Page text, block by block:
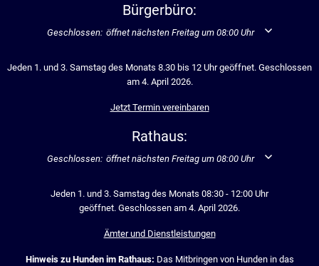
Bürgerbüro:
Klicken, um weitere Öffnungs- oder Schließzeiten auszublenden
Geschlossen: öffnet nächsten Freitag um 08:00 Uhr
Jeden 1. und 3. Samstag des Monats 8.30 bis 12 Uhr geöffnet. Geschlossen
am 4. April 2026.
Jetzt Termin vereinbaren
Rathaus:
Klicken, um weitere Öffnungs- oder Schließzeiten auszublenden
Geschlossen: öffnet nächsten Freitag um 08:00 Uhr
Jeden 1. und 3. Samstag des Monats 08:30 - 12:00 Uhr
geöffnet. Geschlossen am 4. April 2026.
Ämter und Dienstleistungen
Hinweis zu Hunden im Rathaus: Das Mitbringen von Hunden in das